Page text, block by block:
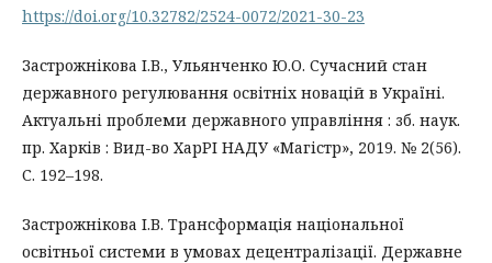
https://doi.org/10.32782/2524-0072/2021-30-23
Застрожнікова І.В., Ульянченко Ю.О. Сучасний стан
державного регулювання освітніх новацій в Україні.
Актуальні проблеми державного управління : зб. наук.
пр. Харків : Вид-во ХарРІ НАДУ «Магістр», 2019. № 2(56).
С. 192–198.
Застрожнікова І.В. Трансформація національної
освітньої системи в умовах децентралізації. Державне